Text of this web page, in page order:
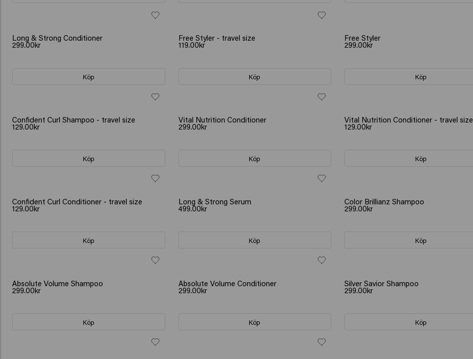
Long & Strong Conditioner
299.00kr
Köp
Free Styler - travel size
119.00kr
Köp
Free Styler
299.00kr
Köp
Confident Curl Shampoo - travel size
129.00kr
Köp
Vital Nutrition Conditioner
299.00kr
Köp
Vital Nutrition Conditioner - travel size
129.00kr
Köp
Confident Curl Conditioner - travel size
129.00kr
Köp
Long & Strong Serum
499.00kr
Köp
Color Brillianz Shampoo
299.00kr
Köp
Absolute Volume Shampoo
299.00kr
Köp
Absolute Volume Conditioner
299.00kr
Köp
Silver Savior Shampoo
299.00kr
Köp